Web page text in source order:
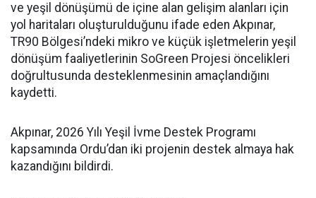
ve yeşil dönüşümü de içine alan gelişim alanları için
yol haritaları oluşturulduğunu ifade eden Akpınar,
TR90 Bölgesi’ndeki mikro ve küçük işletmelerin yeşil
dönüşüm faaliyetlerinin SoGreen Projesi öncelikleri
doğrultusunda desteklenmesinin amaçlandığını
kaydetti.
Akpınar, 2026 Yılı Yeşil İvme Destek Programı
kapsamında Ordu’dan iki projenin destek almaya hak
kazandığını bildirdi.